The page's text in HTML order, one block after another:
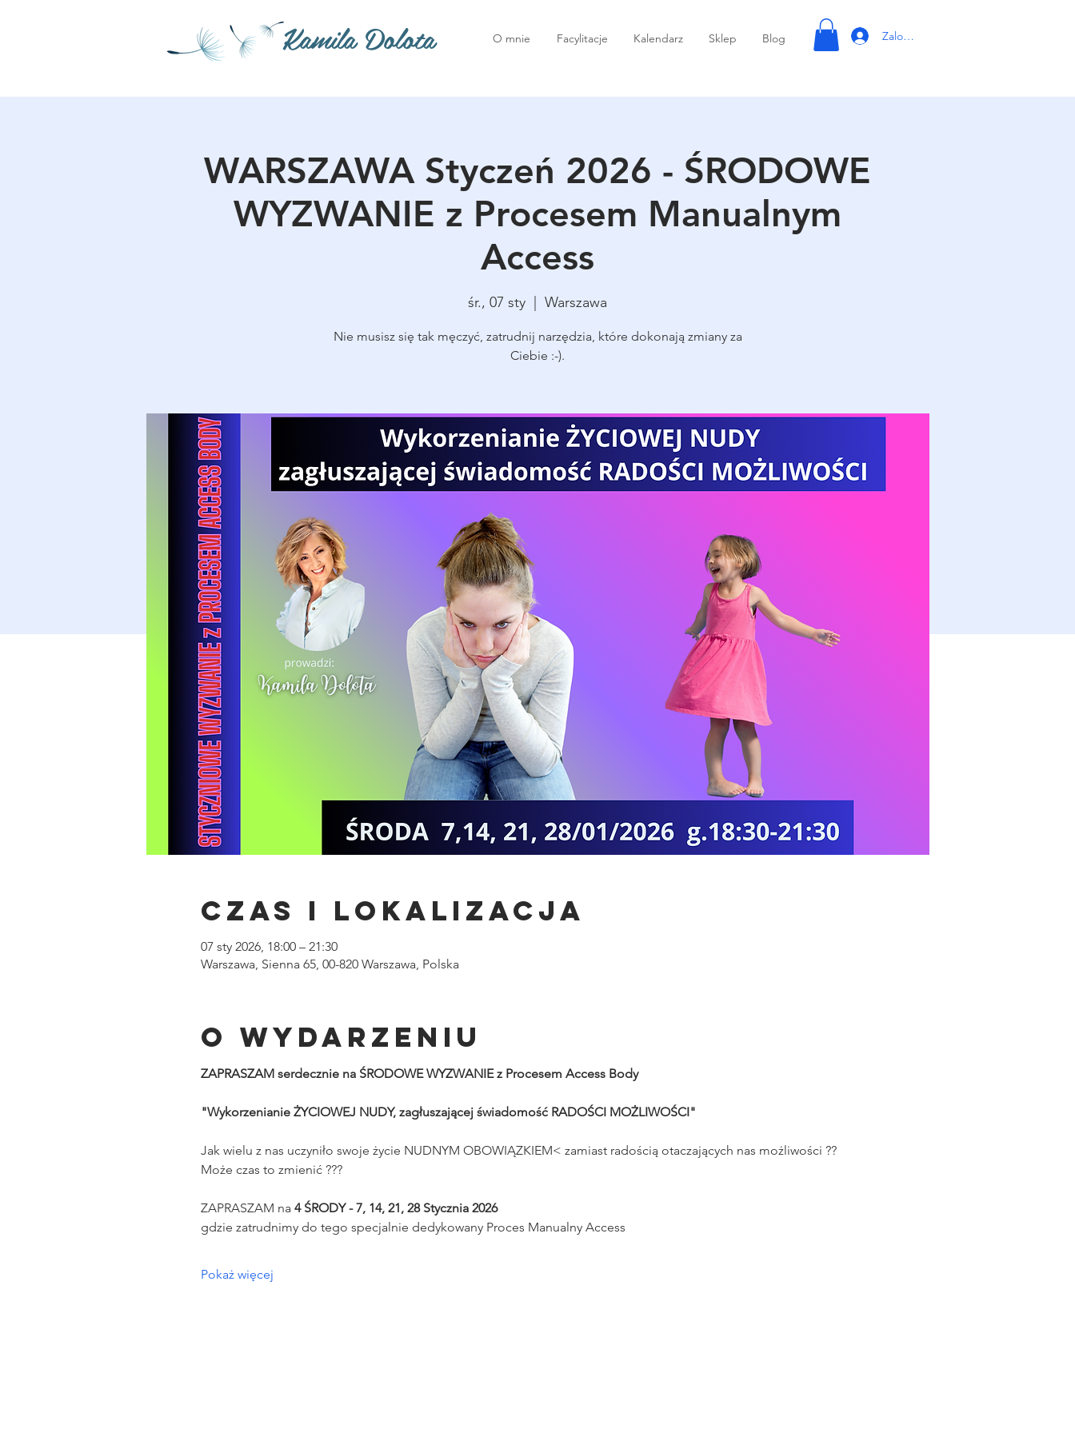
Kamila Dolota O mnie Facylitacje Kalendarz Sklep Blog Zaloguj się
WARSZAWA Styczeń 2026 - ŚRODOWE
WYZWANIE z Procesem Manualnym
Access
śr., 07 sty
  |
Warszawa
Nie musisz się tak męczyć, zatrudnij narzędzia, które dokonają zmiany za
Ciebie :-).
Czas i lokalizacja
07 sty 2026, 18:00 – 21:30
Warszawa, Sienna 65, 00-820 Warszawa, Polska
O wydarzeniu
ZAPRASZAM serdecznie na ŚRODOWE WYZWANIE z Procesem Access Body
"Wykorzenianie ŻYCIOWEJ NUDY, zagłuszającej świadomość RADOŚCI MOŻLIWOŚCI"
Jak wielu z nas uczyniło swoje życie NUDNYM OBOWIĄZKIEM< zamiast radością otaczających nas możliwości ??
Może czas to zmienić ???
ZAPRASZAM na 4 ŚRODY - 7, 14, 21, 28 Stycznia 2026
gdzie zatrudnimy do tego specjalnie dedykowany Proces Manualny Access
Pokaż więcej